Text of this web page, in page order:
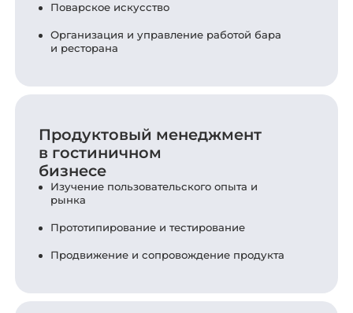
Поварское искусство
Организация и управление работой бара
и ресторана
Продуктовый менеджмент
в гостиничном
бизнесе
Изучение пользовательского опыта и
рынка
Прототипирование и тестирование
Продвижение и сопровождение продукта